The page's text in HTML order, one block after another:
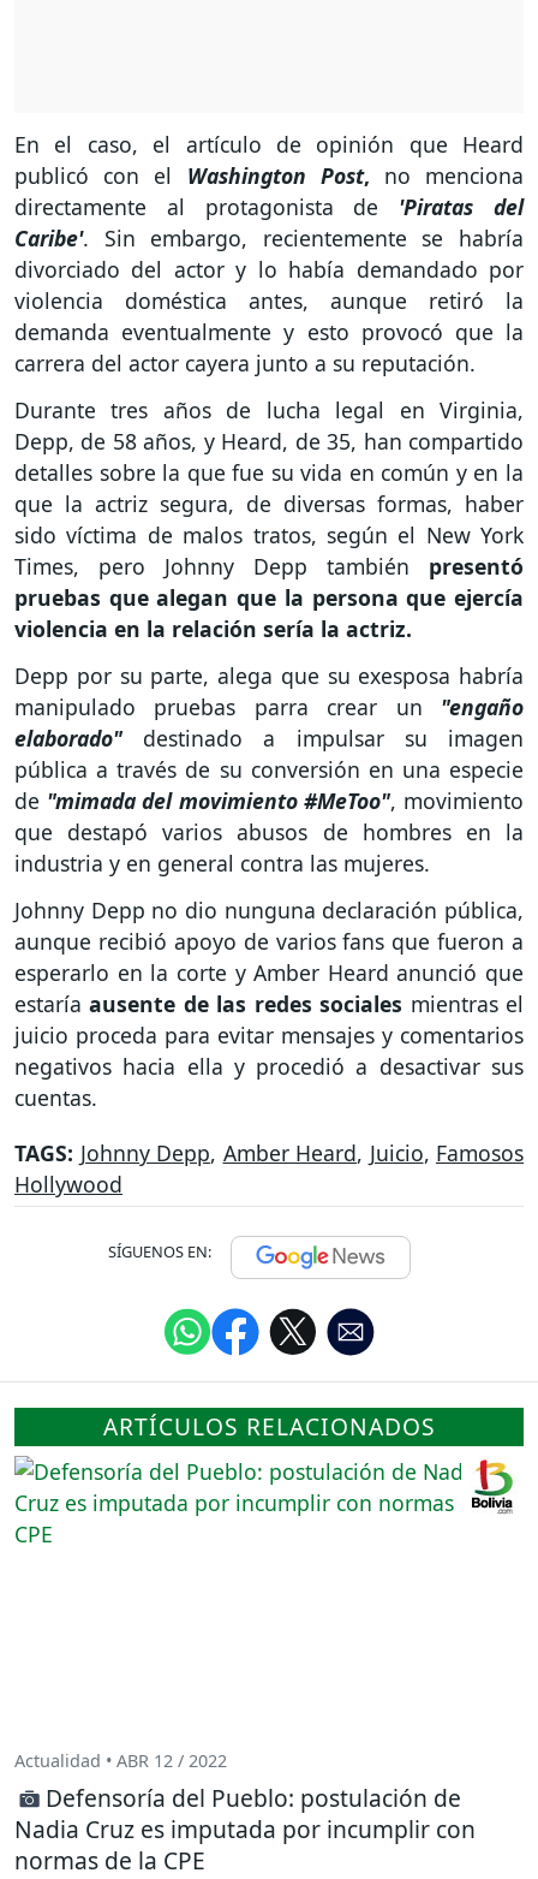
En el caso, el artículo de opinión que Heard
publicó con el Washington Post, no menciona
directamente al protagonista de 'Piratas del
Caribe'. Sin embargo, recientemente se habría
divorciado del actor y lo había demandado por
violencia doméstica antes, aunque retiró la
demanda eventualmente y esto provocó que la
carrera del actor cayera junto a su reputación.
Durante tres años de lucha legal en Virginia,
Depp, de 58 años, y Heard, de 35, han compartido
detalles sobre la que fue su vida en común y en la
que la actriz segura, de diversas formas, haber
sido víctima de malos tratos, según el New York
Times, pero Johnny Depp también presentó
pruebas que alegan que la persona que ejercía
violencia en la relación sería la actriz.
Depp por su parte, alega que su exesposa habría
manipulado pruebas parra crear un "engaño
elaborado" destinado a impulsar su imagen
pública a través de su conversión en una especie
de "mimada del movimiento #MeToo", movimiento
que destapó varios abusos de hombres en la
industria y en general contra las mujeres.
Johnny Depp no dio nunguna declaración pública,
aunque recibió apoyo de varios fans que fueron a
esperarlo en la corte y Amber Heard anunció que
estaría ausente de las redes sociales mientras el
juicio proceda para evitar mensajes y comentarios
negativos hacia ella y procedió a desactivar sus
cuentas.
TAGS: Johnny Depp, Amber Heard, Juicio, Famosos
Hollywood
SÍGUENOS EN:
ARTÍCULOS RELACIONADOS
Actualidad • ABR 12 / 2022
Defensoría del Pueblo: postulación de
Nadia Cruz es imputada por incumplir con
normas de la CPE